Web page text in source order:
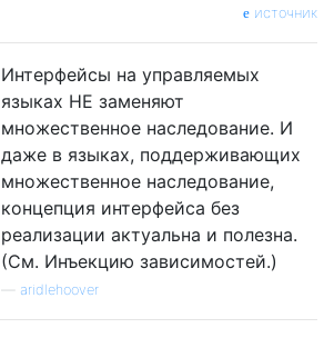
источник
Интерфейсы на управляемых
языках НЕ заменяют
множественное наследование. И
даже в языках, поддерживающих
множественное наследование,
концепция интерфейса без
реализации актуальна и полезна.
(См. Инъекцию зависимостей.)
aridlehoover